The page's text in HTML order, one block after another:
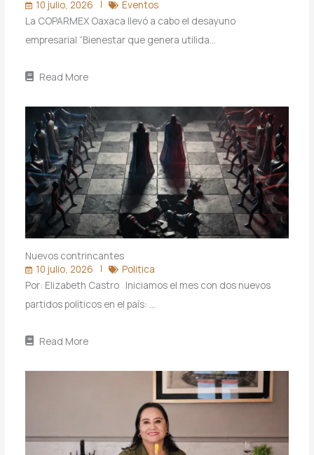
10 julio, 2026
Eventos
La COPARMEX Oaxaca llevó a cabo el desayuno
empresarial “Bienestar que genera utilida…
Read More
Nuevos contrincantes
10 julio, 2026
Politica
Por: Elizabeth Castro Iniciamos el mes con dos nuevos
partidos políticos en el país: …
Read More